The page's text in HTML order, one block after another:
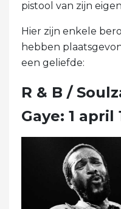
pistool van zijn
Hier zijn enkele
hebben
een geliefde:
R & B /
Gaye: 1 april